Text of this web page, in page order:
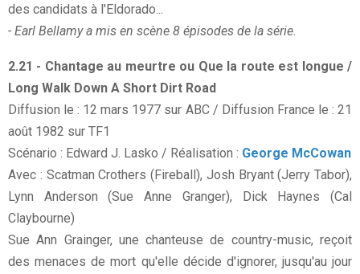
des candidats à l'Eldorado...
- Earl Bellamy a mis en scène 8 épisodes de la série.
2.21 - Chantage au meurtre ou Que la route est longue /
Long Walk Down A Short Dirt Road
Diffusion le : 12 mars 1977 sur ABC / Diffusion France le : 21
août 1982 sur TF1
Scénario : Edward J. Lasko / Réalisation : George McCowan
Avec : Scatman Crothers (Fireball), Josh Bryant (Jerry Tabor),
Lynn Anderson (Sue Anne Granger), Dick Haynes (Cal
Claybourne)
Sue Ann Grainger, une chanteuse de country-music, reçoit
des menaces de mort qu'elle décide d'ignorer, jusqu'au jour